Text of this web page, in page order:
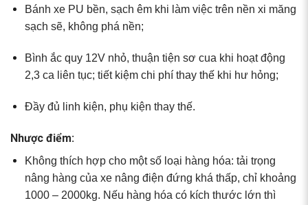
Bánh xe PU bền, sạch êm khi làm việc trên nền xi măng
sạch sẽ, không phá nền;
Bình ắc quy 12V nhỏ, thuận tiện sơ cua khi hoạt động
2,3 ca liên tục; tiết kiệm chi phí thay thế khi hư hỏng;
Đầy đủ linh kiện, phụ kiện thay thế.
Nhược điểm:
Không thích hợp cho một số loại hàng hóa: tải trọng
nâng hàng của xe nâng điện đứng khá thấp, chỉ khoảng
1000 – 2000kg. Nếu hàng hóa có kích thước lớn thì